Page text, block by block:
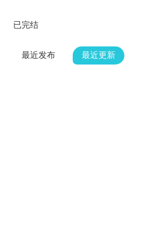
已完结
最近发布 最近更新